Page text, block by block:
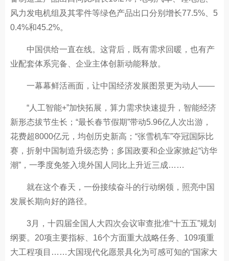
风力发电机组及其零件等绿色产品出口分别增长77.5%、5
0.4%和45.2%。
中国供给一直在线。这背后，既有需求回暖，也有产
业配套体系完备、企业主体创新动能释放。
一幕幕鲜活画面，让中国经济发展图景更为动人——
“人工智能+”加快拓展，算力需求快速提升，智能经济
新形态拔节生长；“最长春节假期”带动5.96亿人次出游，
花费超8000亿元，均创历史新高；“张雪机车”夺冠国际比
赛，折射中国制造升级态势；多国政要和企业家掀起“访华
潮”，一季度免签入境外国人同比上升近三成……
就在这个春天，一份接续奋斗的行动纲领，照亮中国
发展长期向好的路径。
3月，十四届全国人大四次会议审查批准“十五五”规划
纲要。20项主要指标、16个方面重大战略任务、109项重
大工程项目……大国现代化愿景具化为可感可知的“国家大